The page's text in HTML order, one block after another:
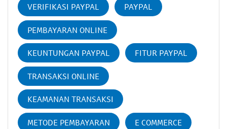
VERIFIKASI PAYPAL PAYPAL
PEMBAYARAN ONLINE
KEUNTUNGAN PAYPAL FITUR PAYPAL
TRANSAKSI ONLINE
KEAMANAN TRANSAKSI
METODE PEMBAYARAN E COMMERCE